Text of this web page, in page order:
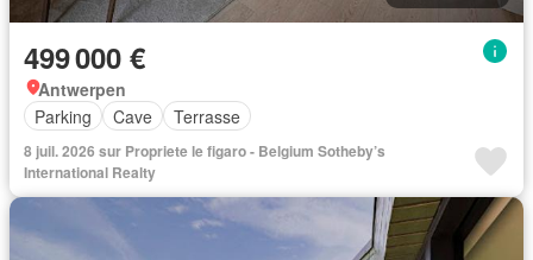
499 000 €
Antwerpen
Parking
Cave Terrasse
8 juil. 2026 sur Propriete le figaro - Belgium Sotheby’s
International Realty